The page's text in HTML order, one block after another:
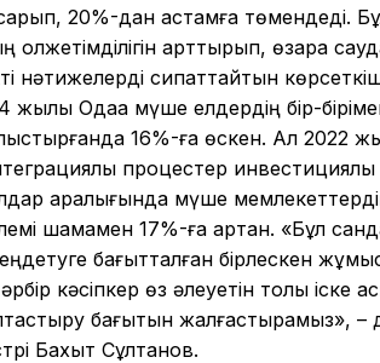
20%-дан астамға төмендеді.
қолжетімділігін арттырып, өзара
нәтижелерді сипаттайтын
жылы Одаққа мүше елдердің бір-
16%-ға өскен. Ал 2022
процестер инвестициялық
аралығында мүше
шамамен 17%-ға артқан. «Бұл
бағытталған бірлескен
кәсіпкер өз әлеуетін толық іске
бағытын жалғастырамыз», –
Бахыт Сұлтанов.